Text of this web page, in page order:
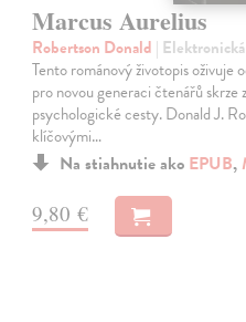
Marcus Aurelius
Robertson Donald |
Tento románový životopis oživuje
pro novou generaci čtenářů
psychologické cesty. Donald J.
klíčovými…
Na stiahnutie ako EPUB,
9,80 €